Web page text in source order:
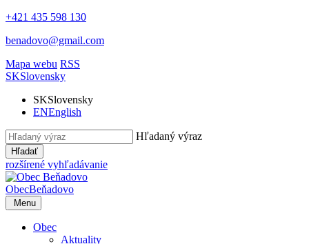
+421 435 598 130
benadovo@gmail.com
Mapa webu RSS
SKSlovensky
SKSlovensky
ENEnglish
Hľadaný výraz
Hľadať
rozšírené vyhľadávanie
ObecBeňadovo
Menu
Obec
Aktuality